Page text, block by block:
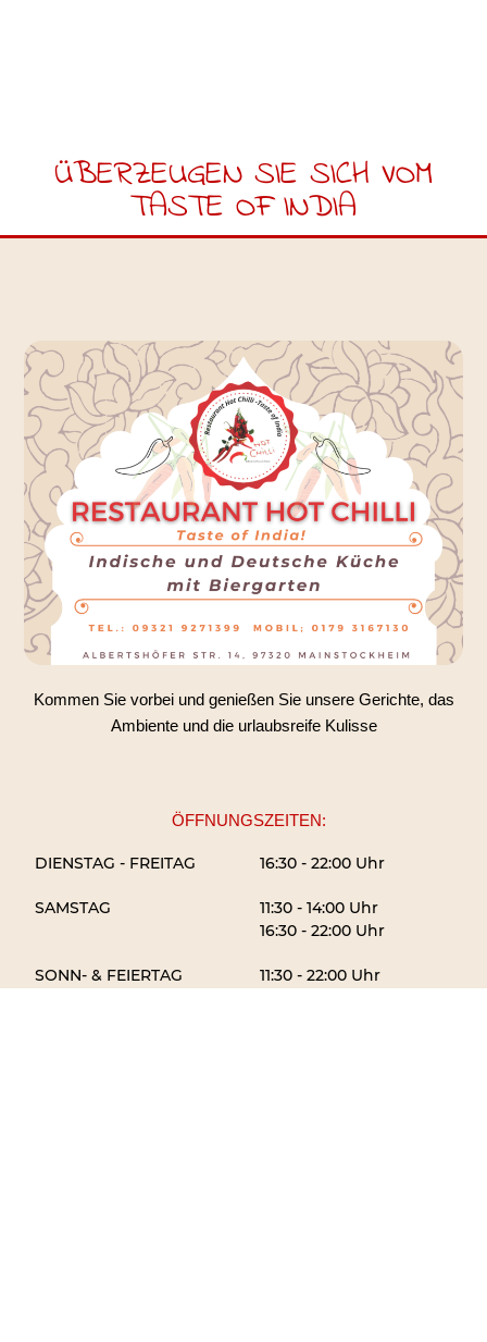
ÜBERZEUGEN SIE SICH VOM
TASTE OF INDIA
Kommen Sie vorbei und genießen Sie unsere Gerichte, das
Ambiente und die urlaubsreife Kulisse
ÖFFNUNGSZEITEN:
DIENSTAG - FREITAG 16:30 - 22:00 Uhr
SAMSTAG
11:30 - 14:00 Uhr
16:30 - 22:00 Uhr
SONN- & FEIERTAG 11:30 - 22:00 Uhr